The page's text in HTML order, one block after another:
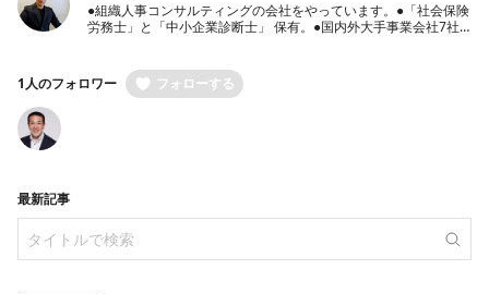
●組織人事コンサルティングの会社をやっています。●「社会保険
労務士」と「中小企業診断士」 保有。●国内外大手事業会社7社
ップ支援
1人のフォロワー フォローする
最新記事